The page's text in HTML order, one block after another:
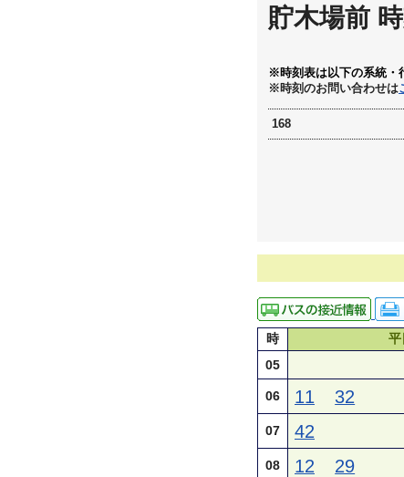
貯木場前
※時刻表は以下の系統・
※時刻のお問い合わせは
168
時 平
05
06 11 32
07 42
08 12 29